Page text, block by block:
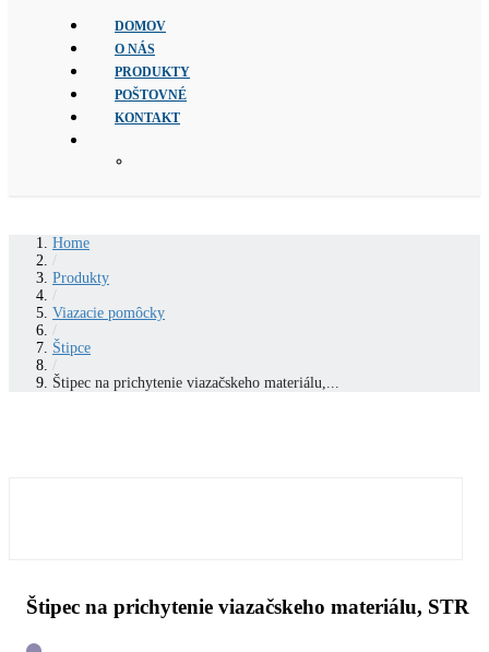
DOMOV
O NÁS
PRODUKTY
POŠTOVNÉ
KONTAKT
Home
/
Produkty
/
Viazacie pomôcky
/
Štipce
/
Štipec na prichytenie viazačskeho materiálu,...
Štipec na prichytenie viazačskeho materiálu, STR